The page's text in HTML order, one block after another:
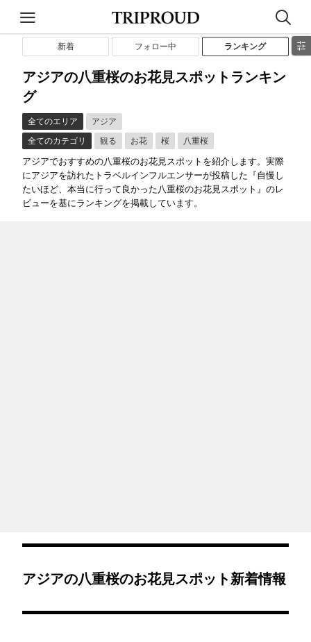
新着 フォロー中 ランキング
アジアの八重桜のお花見スポットランキン
グ
全てのエリア
アジア
全てのカテゴリ
観る お花 桜 八重桜
アジアでおすすめの八重桜のお花見スポットを紹介します。実際
にアジアを訪れたトラベルインフルエンサーが投稿した『自慢し
たいほど、本当に行って良かった八重桜のお花見スポット』のレ
ビューを基にランキングを掲載しています。
アジアの八重桜のお花見スポット新着情報